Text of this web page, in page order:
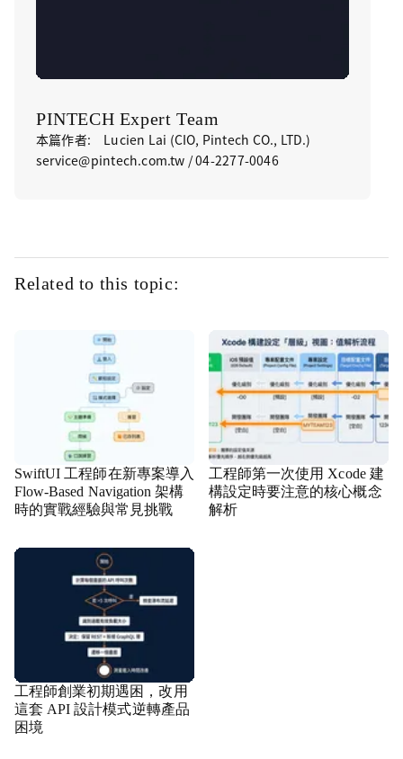
PINTECH Expert Team
本篇作者: Lucien Lai (CIO, Pintech CO., LTD.)
service@pintech.com.tw / 04-2277-0046
Related to this topic:
SwiftUI 工程師在新專案導入
Flow-Based Navigation 架構
時的實戰經驗與常見挑戰
工程師第一次使用 Xcode 建
構設定時要注意的核心概念
解析
工程師創業初期遇困，改用
這套 API 設計模式逆轉產品
困境